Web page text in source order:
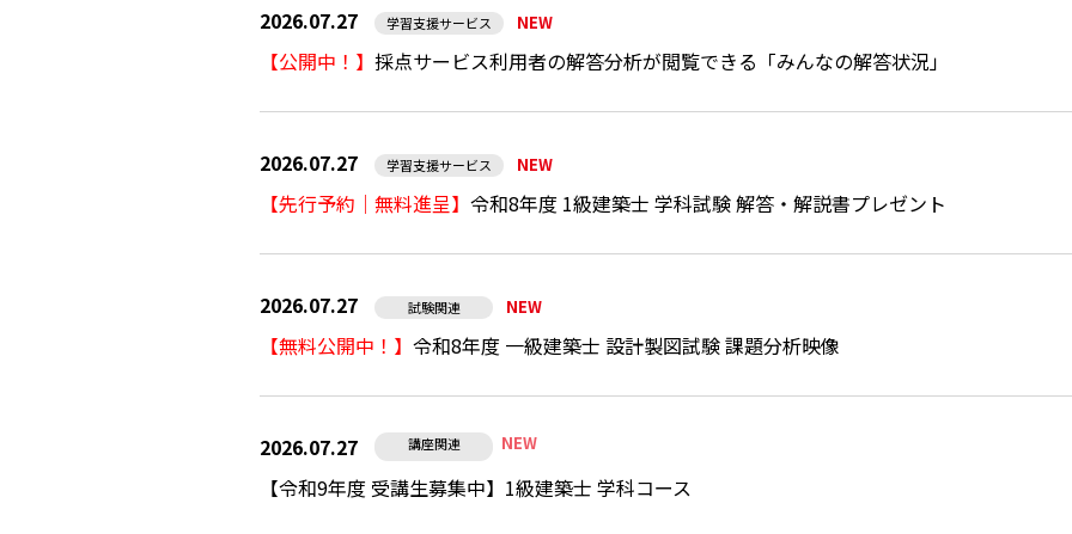
2026.07.27 学習支援サービス NEW
【公開中！】 採点サービス利用者の解答分析が閲覧できる「みんなの解答状況」
2026.07.27 学習支援サービス NEW
【先行予約｜無料進呈】 令和8年度 1級建築士 学科試験 解答・解説書プレゼント
2026.07.27 試験関連 NEW
【無料公開中！】 令和8年度 一級建築士 設計製図試験 課題分析映像
2026.07.27 講座関連 NEW
【令和9年度 受講生募集中】1級建築士 学科コース